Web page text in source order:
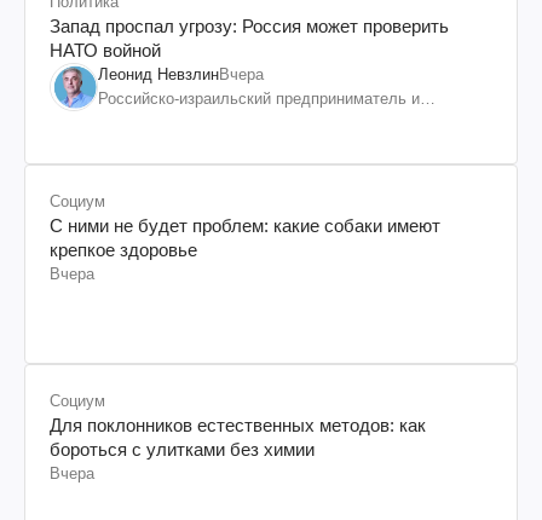
Запад проспал угрозу: Россия может проверить
НАТО войной
Леонид НевзлинВчера
Российско-израильский предприниматель и
Социум
С ними не будет проблем: какие собаки имеют
крепкое здоровье
Вчера
Социум
Для поклонников естественных методов: как
бороться с улитками без химии
Вчера